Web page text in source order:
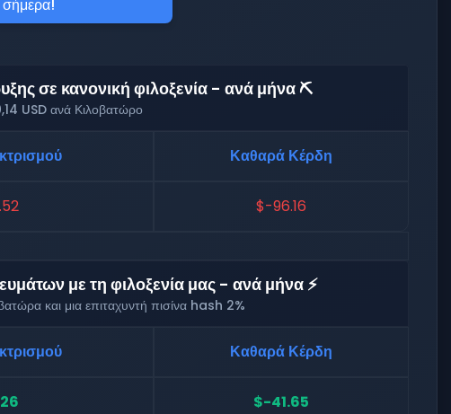
σήμερα!
σε κανονική φιλοξενία - ανά μήνα ⛏️
USD ανά Κιλοβατώρο
Καθαρά Κέρδη
$-96.16
με τη φιλοξενία μας - ανά μήνα ⚡
και μια επιταχυντή πισίνα hash 2%
Καθαρά Κέρδη
$-41.65